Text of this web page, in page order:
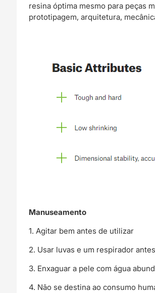
resina óptima mesmo para peças
prototipagem, arquitetura,
Manuseamento
1. Agitar bem antes de utilizar
2. Usar luvas e um respirador
3. Enxaguar a pele com água
4. Não se destina ao consumo